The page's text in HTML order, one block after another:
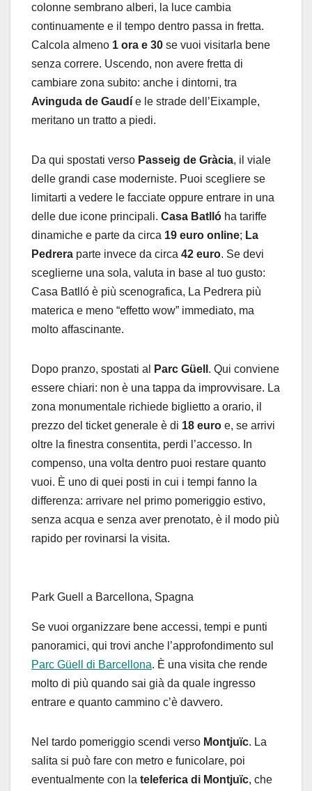
colonne sembrano alberi, la luce cambia
continuamente e il tempo dentro passa in fretta.
Calcola almeno 1 ora e 30 se vuoi visitarla bene
senza correre. Uscendo, non avere fretta di
cambiare zona subito: anche i dintorni, tra
Avinguda de Gaudí e le strade dell’Eixample,
meritano un tratto a piedi.
Da qui spostati verso Passeig de Gràcia, il viale
delle grandi case moderniste. Puoi scegliere se
limitarti a vedere le facciate oppure entrare in una
delle due icone principali. Casa Batlló ha tariffe
dinamiche e parte da circa 19 euro online; La
Pedrera parte invece da circa 42 euro. Se devi
sceglierne una sola, valuta in base al tuo gusto:
Casa Batlló è più scenografica, La Pedrera più
materica e meno “effetto wow” immediato, ma
molto affascinante.
Dopo pranzo, spostati al Parc Güell . Qui conviene
essere chiari: non è una tappa da improvvisare. La
zona monumentale richiede biglietto a orario, il
prezzo del ticket generale è di 18 euro e, se arrivi
oltre la finestra consentita, perdi l’accesso. In
compenso, una volta dentro puoi restare quanto
vuoi. È uno di quei posti in cui i tempi fanno la
differenza: arrivare nel primo pomeriggio estivo,
senza acqua e senza aver prenotato, è il modo più
rapido per rovinarsi la visita.
Park Guell a Barcellona, Spagna
Se vuoi organizzare bene accessi, tempi e punti
panoramici, qui trovi anche l’approfondimento sul
Parc Güell di Barcellona. È una visita che rende
molto di più quando sai già da quale ingresso
entrare e quanto cammino c’è davvero.
Nel tardo pomeriggio scendi verso Montjuïc. La
salita si può fare con metro e funicolare, poi
eventualmente con la teleferica di Montjuïc, che